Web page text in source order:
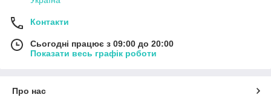
Контакти
Сьогодні працює з 09:00 до 20:00
Показати весь графік роботи
Про нас